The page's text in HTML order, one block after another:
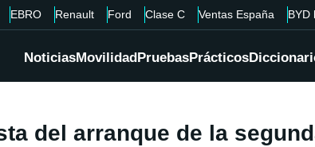
EBRO Renault Ford Clase C Ventas España BYD
NoticiasMovilidadPruebasPrácticos
del arranque de la